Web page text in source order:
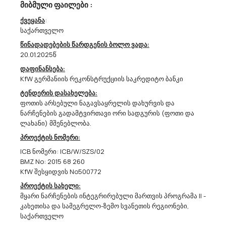
Შპს ,,საქაერონავიგაცია“ Აცხადებს Ბაზრის Კვლევას
გაცნობებთ, რომ შპს ,,საქაერონავიგაცია“ (ს/კ 208144051) ატარებს
ბაზრის კვლევას შპს „საქაერონავიგაციის“ კუთვნილ ობიექტებზე
დამიწების კონტურების მოწყობა-რეაბილიტაციის სამუშაოების
(CPV45312311) სახელმწიფო შესყიდვის სავარაუდო ღირებულების
Შპს ,,საქაერონავიგაცია“ Აცხადებს Ბაზრის Კვლევას
31100000 - ელექტროძრავები, გენერატორები და ტრანსფორმატორები.
მოგესალმებით,გაცნობებთ, რომ შპს ,,საქაერონავიგაცია“ (ს/
ნ208144051) ატარებს ბაზრის კვლევას უწყვეტი კვების წყაროების
(თანმდევი მონტაჟით) შესყიდვის სავარაუდო ღირებულების
დადგენის მიზნით (CPV code: 31100000). დაინტერესების
მიბმული ფაილები :
ქვეყანა:
საქართველო
წინადადებების წარდგენის ბოლო ვადა:
20.01.2025წ
დაფინანსება:
KfW გერმანიის რეკონსტრუქციის საკრედიტო ბანკი
ტენდერის დასახელება:
ფოთის არსებული ნაგავსაყრელის დახურვის და
ნარჩენების გადამტვირთავი ორი სადგურის (ფოთი და
ლახანი) მშენებლობა.
პროექტის ნომერი:
ICB ნომერი: ICB/W/SZS/02
BMZ No: 2015 68 260
KfW შესყიდვის No500772
პროექტის სახელი:
მყარი ნარჩენების ინტეგრირებული მართვის პროგრამა II -
კახეთისა და სამეგრელო-ზემო სვანეთის რეგიონები,
საქართველო